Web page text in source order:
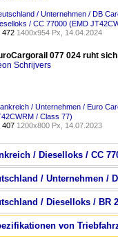
/ Unternehmen / DB
/ CC 77000 (EMD
472 1400x954 Px, 14.04.2024
077 024 ruht
Schrijvers
/ Unternehmen / Euro
/ Class 77)
407 1200x800 Px, 14.07.2023
/ Dieselloks / CC
/ Unternehmen /
/ Dieselloks / BR
von